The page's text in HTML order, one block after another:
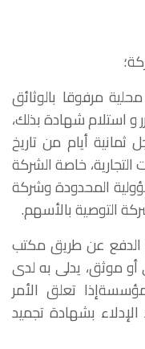
مرفوقا بالوثائق
و استلام شهادة بذلك،
ثمانية أيام من تاريخ
خاصة الشركة
المحدودة وشركة
التوصية بالأسهم.
و الدفع عن طريق مكتب
موثق، يدلى به لدى
تعلق الأمر
بشهادة تجميد